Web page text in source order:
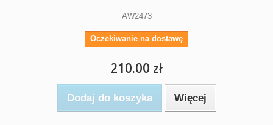
AW2473
Oczekiwanie na dostawę
210.00 zł
Dodaj do koszyka Więcej